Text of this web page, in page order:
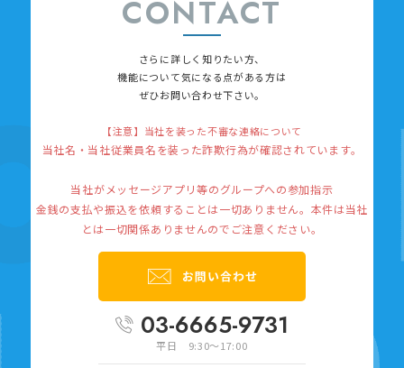
CONTACT
さらに詳しく知りたい方、
機能について気になる点がある方は
ぜひお問い合わせ下さい。
【注意】当社を装った不審な連絡について
当社名・当社従業員名を装った詐欺行為が確認されています。
当社がメッセージアプリ等のグループへの参加指示
金銭の支払や振込を依頼することは一切ありません。 本件は当社
とは一切関係ありませんのでご注意ください。
03-6665-9731
平日 9:30～17:00